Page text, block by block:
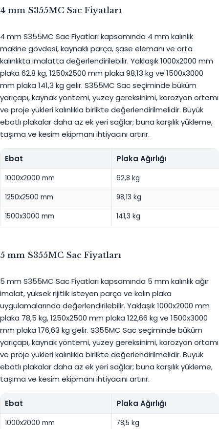
4 mm S355MC Sac Fiyatları
4 mm S355MC Sac Fiyatları kapsamında 4 mm kalınlık
makine gövdesi, kaynaklı parça, şase elemanı ve orta
kalınlıkta imalatta değerlendirilebilir. Yaklaşık 1000x2000 mm
plaka 62,8 kg, 1250x2500 mm plaka 98,13 kg ve 1500x3000
mm plaka 141,3 kg gelir. S355MC Sac seçiminde büküm
yarıçapı, kaynak yöntemi, yüzey gereksinimi, korozyon ortamı
ve proje yükleri kalınlıkla birlikte değerlendirilmelidir. Büyük
ebatlı plakalar daha az ek yeri sağlar; buna karşılık yükleme,
taşıma ve kesim ekipmanı ihtiyacını artırır.
Ebat Plaka Ağırlığı
1000x2000 mm 62,8 kg
1250x2500 mm 98,13 kg
1500x3000 mm 141,3 kg
5 mm S355MC Sac Fiyatları
5 mm S355MC Sac Fiyatları kapsamında 5 mm kalınlık ağır
imalat, yüksek rijitlik isteyen parça ve kalın plaka
uygulamalarında değerlendirilebilir. Yaklaşık 1000x2000 mm
plaka 78,5 kg, 1250x2500 mm plaka 122,66 kg ve 1500x3000
mm plaka 176,63 kg gelir. S355MC Sac seçiminde büküm
yarıçapı, kaynak yöntemi, yüzey gereksinimi, korozyon ortamı
ve proje yükleri kalınlıkla birlikte değerlendirilmelidir. Büyük
ebatlı plakalar daha az ek yeri sağlar; buna karşılık yükleme,
taşıma ve kesim ekipmanı ihtiyacını artırır.
Ebat Plaka Ağırlığı
1000x2000 mm 78,5 kg